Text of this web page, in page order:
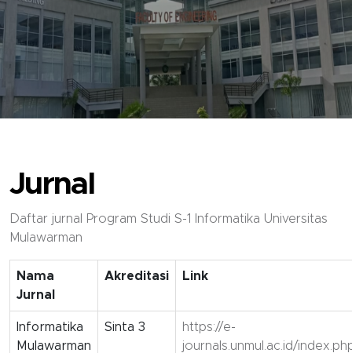
Jurnal
Daftar jurnal Program Studi S-1 Informatika Universitas
Mulawarman
Nama
Jurnal
Akreditasi Link
Informatika
Mulawarman
Sinta 3
https://e-
journals.unmul.ac.id/